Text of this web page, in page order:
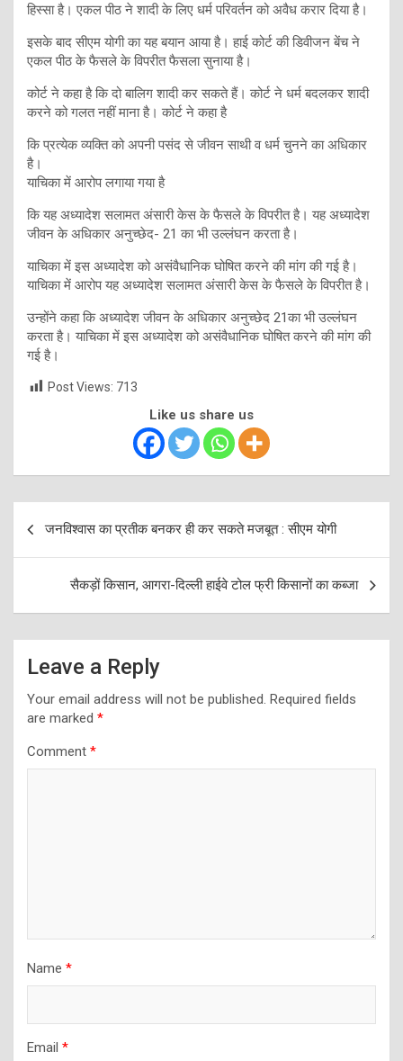
हिस्सा है। एकल पीठ ने शादी के लिए धर्म परिवर्तन को अवैध करार दिया है।
इसके बाद सीएम योगी का यह बयान आया है। हाई कोर्ट की डिवीजन बेंच ने
एकल पीठ के फैसले के विपरीत फैसला सुनाया है।
कोर्ट ने कहा है कि दो बालिग शादी कर सकते हैं। कोर्ट ने धर्म बदलकर शादी
करने को गलत नहीं माना है। कोर्ट ने कहा है
कि प्रत्येक व्यक्ति को अपनी पसंद से जीवन साथी व धर्म चुनने का अधिकार
है।
याचिका में आरोप लगाया गया है
कि यह अध्यादेश सलामत अंसारी केस के फैसले के विपरीत है। यह अध्यादेश
जीवन के अधिकार अनुच्छेद- 21 का भी उल्लंघन करता है।
याचिका में इस अध्यादेश को असंवैधानिक घोषित करने की मांग की गई है।
याचिका में आरोप यह अध्यादेश सलामत अंसारी केस के फैसले के विपरीत है।
उन्होंने कहा कि अध्यादेश जीवन के अधिकार अनुच्छेद 21का भी उल्लंघन
करता है। याचिका में इस अध्यादेश को असंवैधानिक घोषित करने की मांग की
गई है।
Post Views: 713
Like us share us
जनविश्वास का प्रतीक बनकर ही कर सकते मजबूत : सीएम योगी
सैकड़ों किसान, आगरा-दिल्ली हाईवे टोल फ्री किसानों का कब्जा
Leave a Reply
Your email address will not be published. Required fields
are marked *
Comment *
Name *
Email *